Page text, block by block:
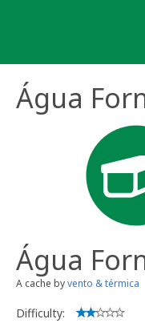
Água
Água
A cache byvento & térmica
Difficulty: